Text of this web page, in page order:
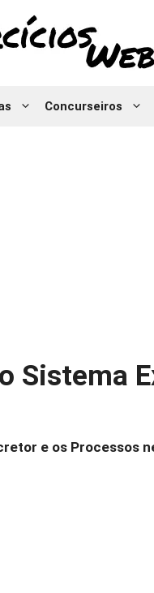
Concurseiros
Sistema
e os Processos